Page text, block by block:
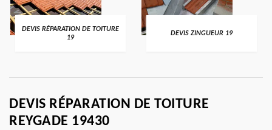
DEVIS RÉPARATION DE TOITURE
19
DEVIS ZINGUEUR 19
DEVIS RÉPARATION DE TOITURE
REYGADE 19430